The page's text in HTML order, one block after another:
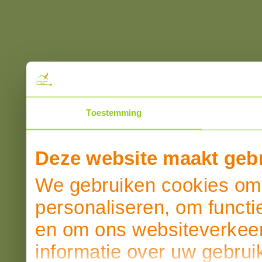
Toestemming
Deze website maakt
We gebruiken cookies
personaliseren, om
en om ons
informatie over uw